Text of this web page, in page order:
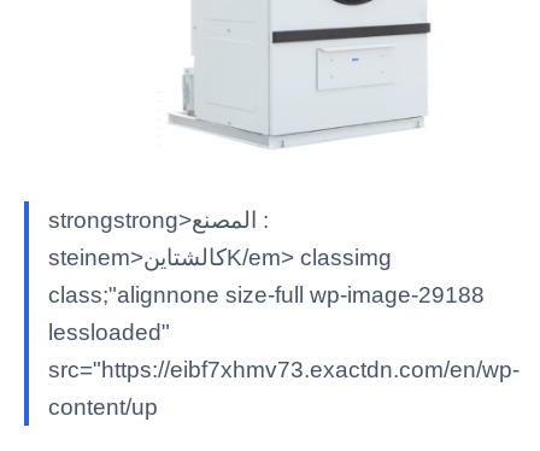
strongstrong>المصنع :
steinem>كالشتاينK/em> classimg
class;"alignnone size-full wp-image-29188
lessloaded"
src="https://eibf7xhmv73.exactdn.com/en/wp-
content/up